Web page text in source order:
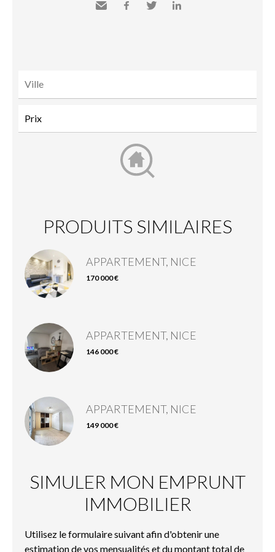
PRODUITS SIMILAIRES
APPARTEMENT, NICE
170 000 €
APPARTEMENT, NICE
146 000 €
APPARTEMENT, NICE
149 000 €
SIMULER MON EMPRUNT
IMMOBILIER
Utilisez le formulaire suivant afin d'obtenir une
estimation de vos mensualités et du montant total de